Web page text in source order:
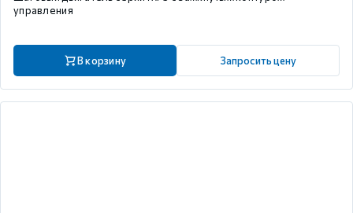
управления
В корзину Запросить цену